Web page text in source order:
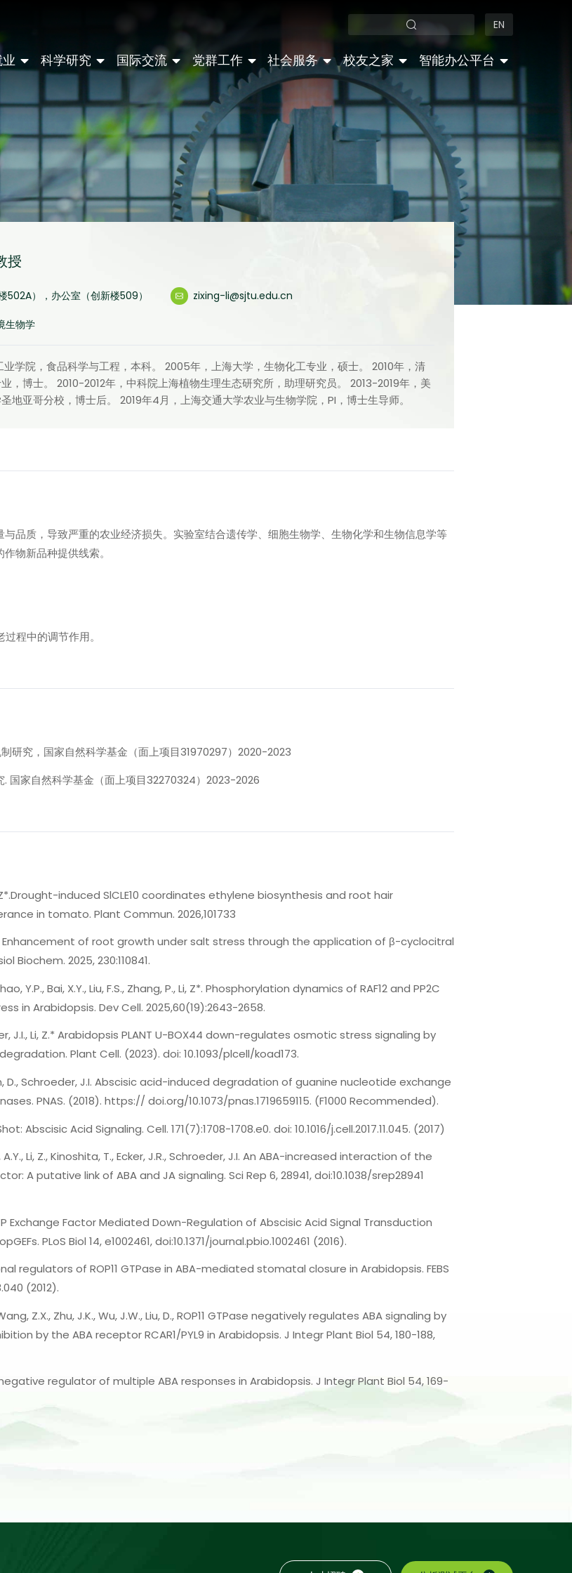
EN
科学研究 国际交流 党群工作 社会服务 校友之家 智能办公平台
授
502A），办公室（创新楼509） zixing-li@sjtu.edu.cn
生物学
学院，食品科学与工程，本科。 2005年，上海大学，生物化工专业，硕士。 2010年，清
，博士。 2010-2012年，中科院上海植物生理生态研究所，助理研究员。 2013-2019年，美
地亚哥分校，博士后。 2019年4月，上海交通大学农业与生物学院，PI，博士生导师。
品质，导致严重的农业经济损失。实验室结合遗传学、细胞生物学、生物化学和生物信息学等
物新品种提供线索。
程中的调节作用。
研究，国家自然科学基金（面上项目31970297）2020-2023
国家自然科学基金（面上项目32270324）2023-2026
Z*.Drought-induced SlCLE10 coordinates ethylene biosynthesis and root hair
in tomato. Plant Commun. 2026,101733
G*. Enhancement of root growth under salt stress through the application of β-cyclocitral
Biochem. 2025, 230:110841.
Y.P., Bai, X.Y., Liu, F.S., Zhang, P., Li, Z*. Phosphorylation dynamics of RAF12 and PP2C
in Arabidopsis. Dev Cell. 2025,60(19):2643-2658.
J.I., Li, Z.* Arabidopsis PLANT U-BOX44 down-regulates osmotic stress signaling by
degradation. Plant Cell. (2023). doi: 10.1093/plcell/koad173.
D., Schroeder, J.I. Abscisic acid-induced degradation of guanine nucleotide exchange
PNAS. (2018). https:// doi.org/10.1073/pnas.1719659115. (F1000 Recommended).
Abscisic Acid Signaling. Cell. 171(7):1708-1708.e0. doi: 10.1016/j.cell.2017.11.045. (2017)
A.Y., Li, Z., Kinoshita, T., Ecker, J.R., Schroeder, J.I. An ABA-increased interaction of the
A putative link of ABA and JA signaling. Sci Rep 6, 28941, doi:10.1038/srep28941
Exchange Factor Mediated Down-Regulation of Abscisic Acid Signal Transduction
PLoS Biol 14, e1002461, doi:10.1371/journal.pbio.1002461 (2016).
regulators of ROP11 GTPase in ABA-mediated stomatal closure in Arabidopsis. FEBS
(2012).
Z.X., Zhu, J.K., Wu, J.W., Liu, D., ROP11 GTPase negatively regulates ABA signaling by
by the ABA receptor RCAR1/PYL9 in Arabidopsis. J Integr Plant Biol 54, 180-188,
a negative regulator of multiple ABA responses in Arabidopsis. J Integr Plant Biol 54, 169-